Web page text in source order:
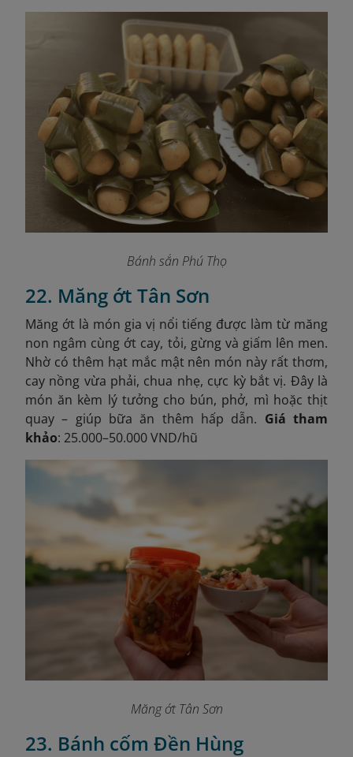
Bánh sắn Phú Thọ
22. Măng ớt Tân Sơn
Măng ớt là món gia vị nổi tiếng được làm từ măng
non ngâm cùng ớt cay, tỏi, gừng và giấm lên men.
Nhờ có thêm hạt mắc mật nên món này rất thơm,
cay nồng vừa phải, chua nhẹ, cực kỳ bắt vị. Đây là
món ăn kèm lý tưởng cho bún, phở, mì hoặc thịt
quay – giúp bữa ăn thêm hấp dẫn. Giá tham
khảo: 25.000–50.000 VND/hũ
Măng ớt Tân Sơn
23. Bánh cốm Đền Hùng